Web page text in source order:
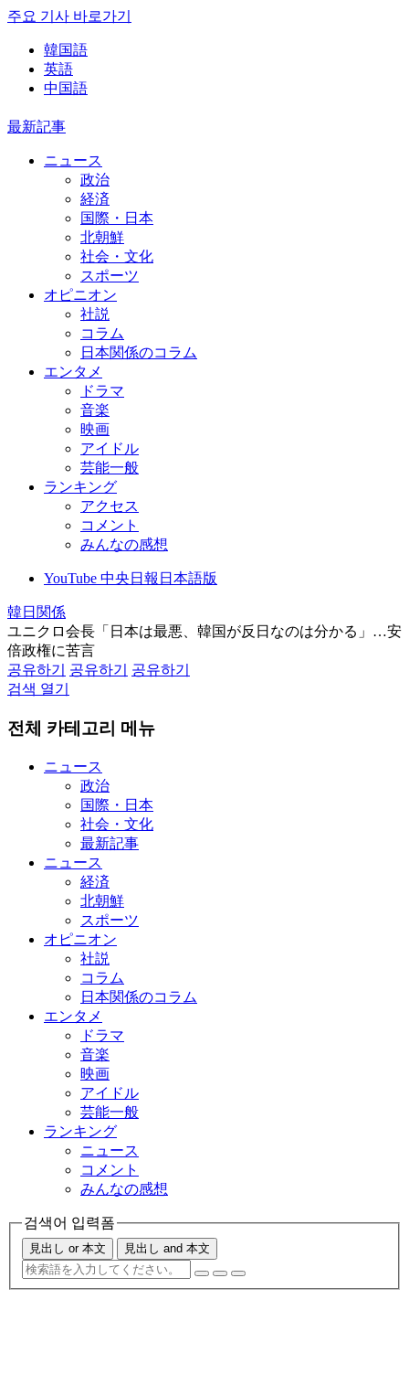
주요 기사 바로가기
韓国語
英語
中国語
最新記事
ニュース
政治
経済
国際・日本
北朝鮮
社会・文化
スポーツ
オピニオン
社説
コラム
日本関係のコラム
エンタメ
ドラマ
音楽
映画
アイドル
芸能一般
ランキング
アクセス
コメント
みんなの感想
YouTube 中央日報日本語版
韓日関係
ユニクロ会長「日本は最悪、韓国が反日なのは分かる」…安
倍政権に苦言
공유하기
공유하기
공유하기
검색 열기
전체 카테고리 메뉴
ニュース
政治
国際・日本
社会・文化
最新記事
ニュース
経済
北朝鮮
スポーツ
オピニオン
社説
コラム
日本関係のコラム
エンタメ
ドラマ
音楽
映画
アイドル
芸能一般
ランキング
ニュース
コメント
みんなの感想
검색어 입력폼
見出し or 本文 見出し and 本文